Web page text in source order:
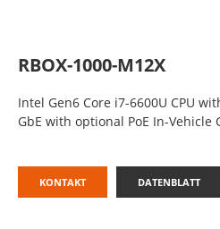
RBOX-1000-M12X
Intel Gen6 Core i7-6600U CPU
GbE with optional PoE In-Vehicle
KONTAKT DATENBLATT